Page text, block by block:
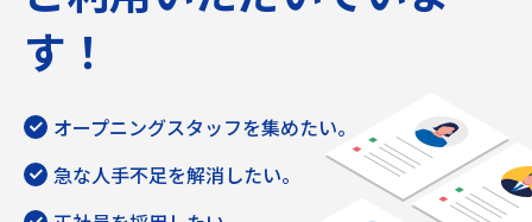
す！
オープニングスタッフを集めたい。
急な人手不足を解消したい。